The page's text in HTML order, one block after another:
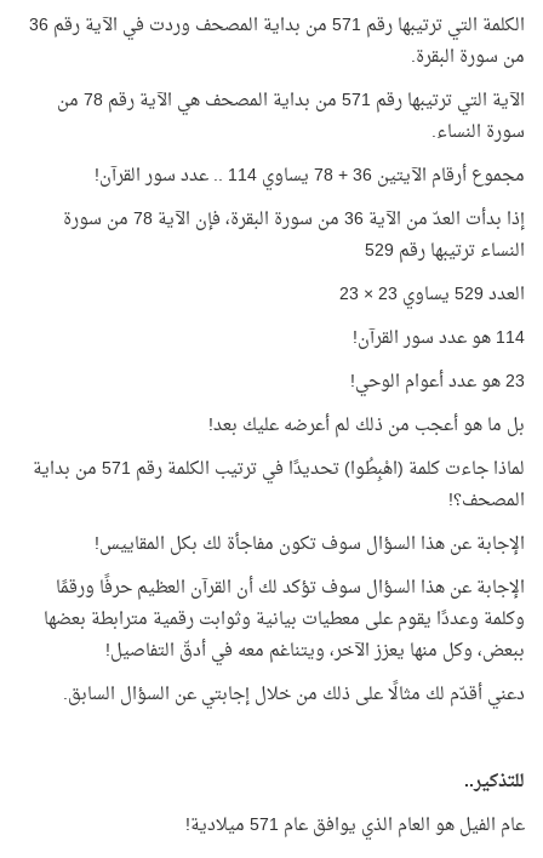
الكلمة التي ترتيبها رقم 571 من بداية المصحف وردت في الآية رقم 36
من سورة البقرة.
الآية التي ترتيبها رقم 571 من بداية المصحف هي الآية رقم 78 من
سورة النساء.
مجموع أرقام الآيتين 36 + 78 يساوي 114 .. عدد سور القرآن!
إذا بدأت العدّ من الآية 36 من سورة البقرة، فإن الآية 78 من سورة
النساء ترتيبها رقم 529
العدد 529 يساوي 23 × 23
114 هو عدد سور القرآن!
23 هو عدد أعوام الوحي!
بل ما هو أعجب من ذلك لم أعرضه عليك بعد!
لماذا جاءت كلمة (اهْبِطُوا) تحديدًا في ترتيب الكلمة رقم 571 من بداية
المصحف؟!
الإجابة عن هذا السؤال سوف تكون مفاجأة لك بكل المقاييس!
الإجابة عن هذا السؤال سوف تؤكد لك أن القرآن العظيم حرفًا ورقمًا
وكلمة وعددًا يقوم على معطيات بيانية وثوابت رقمية مترابطة بعضها
ببعض، وكل منها يعزز الآخر، ويتناغم معه في أدقّ التفاصيل!
دعني أقدّم لك مثالًا على ذلك من خلال إجابتي عن السؤال السابق.
للتذكير..
عام الفيل هو العام الذي يوافق عام 571 ميلادية!